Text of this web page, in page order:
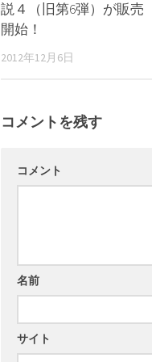
説４（旧第6弾）が販売
開始！
2012年12月6日
コメントを残す
コメント
名前
サイト